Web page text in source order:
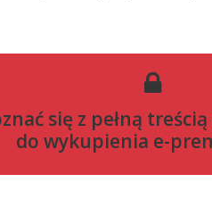
się z pełną
do wykupienia e-